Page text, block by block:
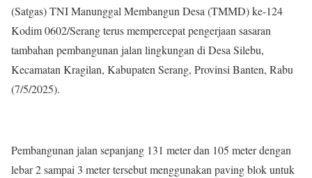
(Satgas) TNI Manunggal Membangun Desa (TMMD) ke-124
Kodim 0602/Serang terus mempercepat pengerjaan sasaran
tambahan pembangunan jalan lingkungan di Desa Silebu,
Kecamatan Kragilan, Kabupaten Serang, Provinsi Banten, Rabu
(7/5/2025).
Pembangunan jalan sepanjang 131 meter dan 105 meter dengan
lebar 2 sampai 3 meter tersebut menggunakan paving blok untuk